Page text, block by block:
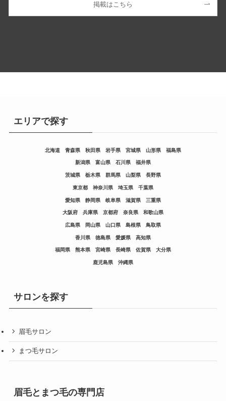
掲載はこちら
エリアで探す
北海道 青森県 秋田県 岩手県 宮城県 山形県 福島県
新潟県 富山県 石川県 福井県
茨城県 栃木県 群馬県 山梨県 長野県
東京都 神奈川県 埼玉県 千葉県
愛知県 静岡県 岐阜県 滋賀県 三重県
大阪府 兵庫県 京都府 奈良県 和歌山県
広島県 岡山県 山口県 島根県 鳥取県
香川県 徳島県 愛媛県 高知県
福岡県 熊本県 宮崎県 長崎県 佐賀県 大分県
鹿児島県 沖縄県
サロンを探す
眉毛サロン
まつ毛サロン
眉毛とまつ毛の専門店